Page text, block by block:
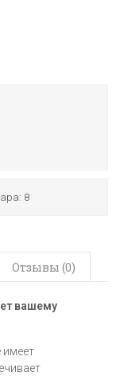
8
Отзывы (0)
вашему
имеет